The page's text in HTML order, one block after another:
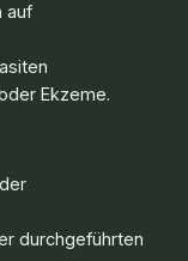
auf
Ekzeme.
durchgeführten